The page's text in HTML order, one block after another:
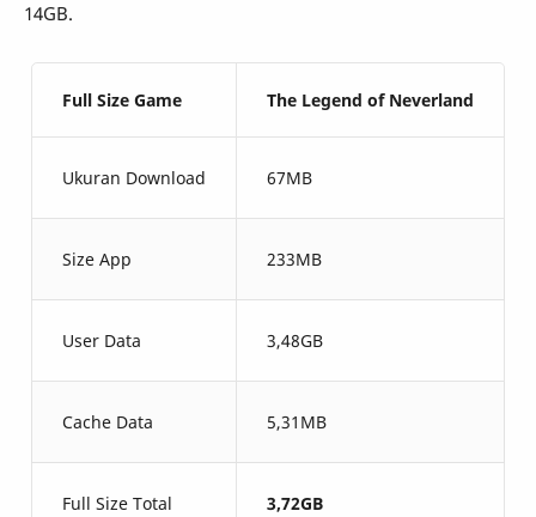
14GB.
Full Size Game The Legend of Neverland
Ukuran Download 67MB
Size App 233MB
User Data 3,48GB
Cache Data 5,31MB
Full Size Total 3,72GB